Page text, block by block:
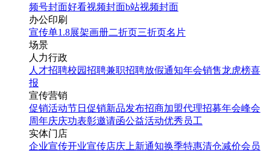
频号封面好看视频封面b站视频封面
办公印刷
宣传单1.8展架画册二折页三折页名片
场景
人力行政
人才招聘校园招聘兼职招聘放假通知年会销售龙虎榜喜
报
宣传营销
促销活动节日促销新品发布招商加盟代理招募年会峰会
周年庆庆功表彰邀请函公益活动优秀员工
实体门店
企业宣传开业宣传店庆 上新通知换季特惠清仓减价会员